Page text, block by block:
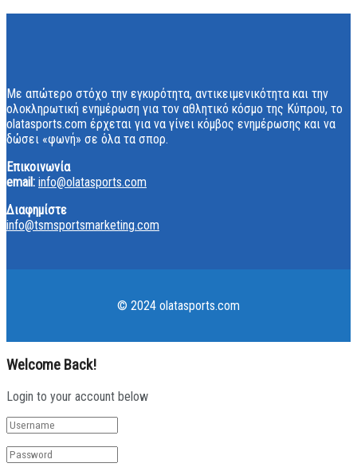
Με απώτερο στόχο την εγκυρότητα, αντικειμενικότητα και την
ολοκληρωτική ενημέρωση για τον αθλητικό κόσμο της Κύπρου, το
olatasports.com έρχεται για να γίνει κόμβος ενημέρωσης και να
δώσει «φωνή» σε όλα τα σπορ.
Επικοινωνία
email: info@olatasports.com
Διαφημίστε
info@tsmsportsmarketing.com
© 2024 olatasports.com
Welcome Back!
Login to your account below